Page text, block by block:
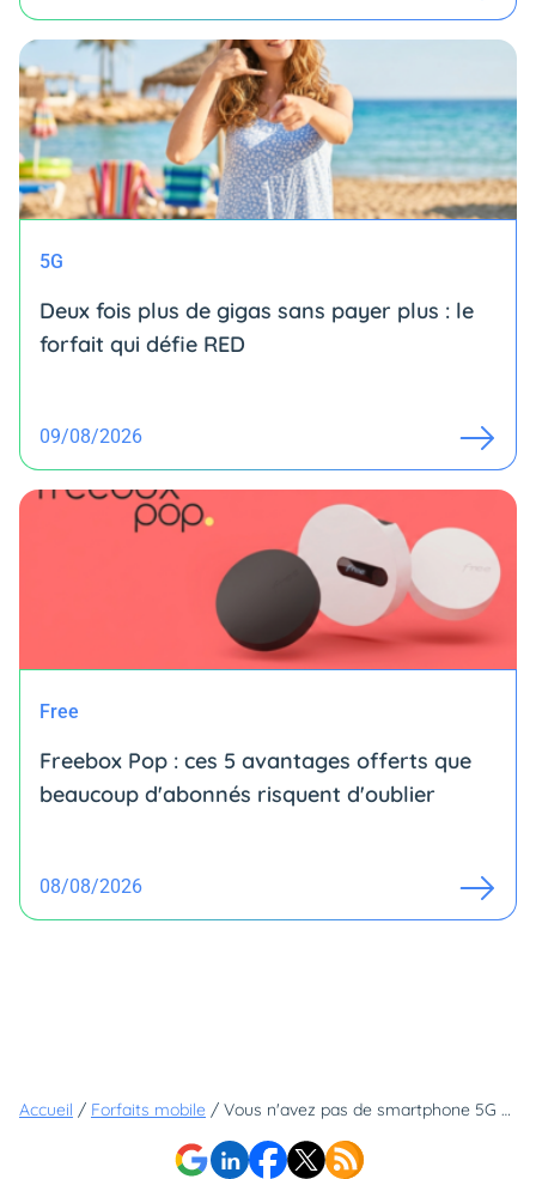
5G
Deux fois plus de gigas sans payer plus : le
forfait qui défie RED
09/08/2026
Free
Freebox Pop : ces 5 avantages offerts que
beaucoup d'abonnés risquent d'oublier
08/08/2026
Accueil / Forfaits mobile / Vous n'avez pas de smartphone 5G ? Voici pourquoi Sosh est le meilleur choix sur le réseau Orange